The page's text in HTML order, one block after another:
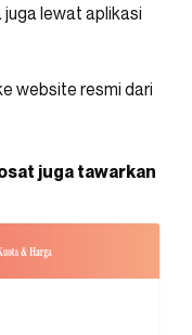
lewat aplikasi
website resmi dari
juga tawarkan